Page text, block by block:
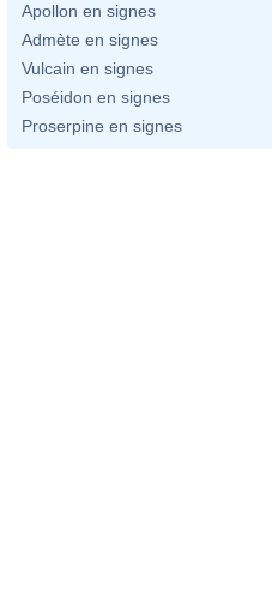
Apollon en signes
Admète en signes
Vulcain en signes
Poséidon en signes
Proserpine en signes